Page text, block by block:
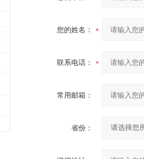
您的姓名：
联系电话：
常用邮箱：
省份：